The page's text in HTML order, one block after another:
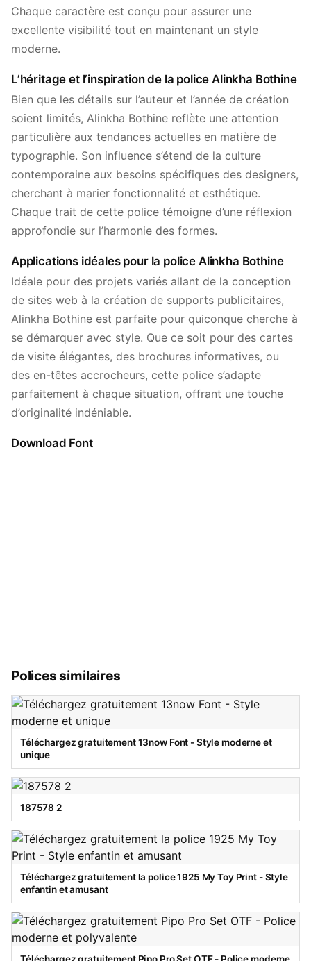
Chaque caractère est conçu pour assurer une
excellente visibilité tout en maintenant un style
moderne.
L’héritage et l’inspiration de la police Alinkha Bothine
Bien que les détails sur l’auteur et l’année de création
soient limités, Alinkha Bothine reflète une attention
particulière aux tendances actuelles en matière de
typographie. Son influence s’étend de la culture
contemporaine aux besoins spécifiques des designers,
cherchant à marier fonctionnalité et esthétique.
Chaque trait de cette police témoigne d’une réflexion
approfondie sur l’harmonie des formes.
Applications idéales pour la police Alinkha Bothine
Idéale pour des projets variés allant de la conception
de sites web à la création de supports publicitaires,
Alinkha Bothine est parfaite pour quiconque cherche à
se démarquer avec style. Que ce soit pour des cartes
de visite élégantes, des brochures informatives, ou
des en-têtes accrocheurs, cette police s’adapte
parfaitement à chaque situation, offrant une touche
d’originalité indéniable.
Download Font
Polices similaires
Téléchargez gratuitement 13now Font - Style moderne et
unique
187578 2
Téléchargez gratuitement la police 1925 My Toy Print - Style
enfantin et amusant